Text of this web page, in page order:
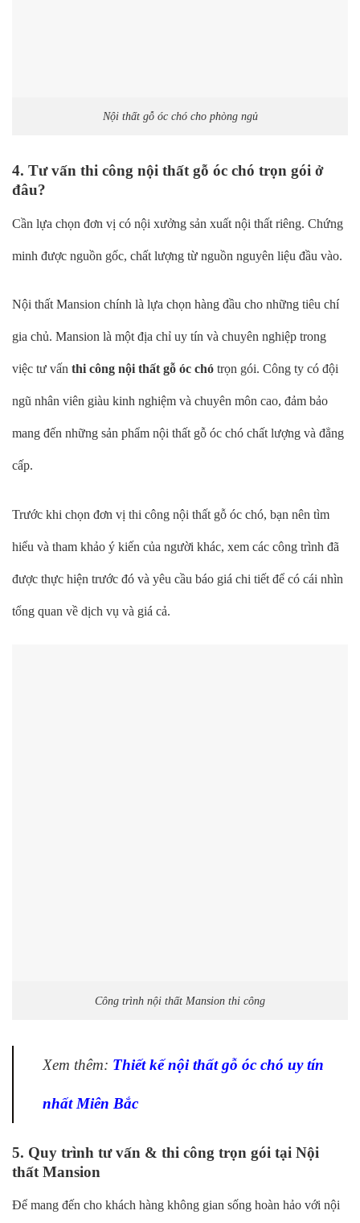
Nội thất gỗ óc chó cho phòng ngủ
4. Tư vấn thi công nội thất gỗ óc chó trọn gói ở
đâu?
Cần lựa chọn đơn vị có nội xưởng sản xuất nội thất riêng. Chứng
minh được nguồn gốc, chất lượng từ nguồn nguyên liệu đầu vào.
Nội thất Mansion chính là lựa chọn hàng đầu cho những tiêu chí
gia chủ. Mansion là một địa chỉ uy tín và chuyên nghiệp trong
việc tư vấn thi công nội thất gỗ óc chó trọn gói. Công ty có đội
ngũ nhân viên giàu kinh nghiệm và chuyên môn cao, đảm bảo
mang đến những sản phẩm nội thất gỗ óc chó chất lượng và đẳng
cấp.
Trước khi chọn đơn vị thi công nội thất gỗ óc chó, bạn nên tìm
hiểu và tham khảo ý kiến ​​của người khác, xem các công trình đã
được thực hiện trước đó và yêu cầu báo giá chi tiết để có cái nhìn
tổng quan về dịch vụ và giá cả.
Công trình nội thất Mansion thi công
Xem thêm: Thiết kế nội thất gỗ óc chó uy tín
nhất Miên Bắc
5. Quy trình tư vấn & thi công trọn gói tại Nội
thất Mansion
Để mang đến cho khách hàng không gian sống hoàn hảo với nội